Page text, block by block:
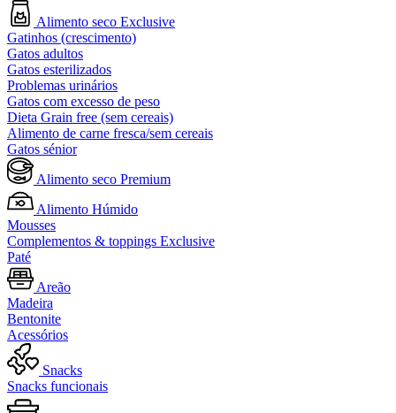
Alimento seco Exclusive
Gatinhos (crescimento)
Gatos adultos
Gatos esterilizados
Problemas urinários
Gatos com excesso de peso
Dieta Grain free (sem cereais)
Alimento de carne fresca/sem cereais
Gatos sénior
Alimento seco Premium
Alimento Húmido
Mousses
Complementos & toppings Exclusive
Paté
Areão
Madeira
Bentonite
Acessórios
Snacks
Snacks funcionais